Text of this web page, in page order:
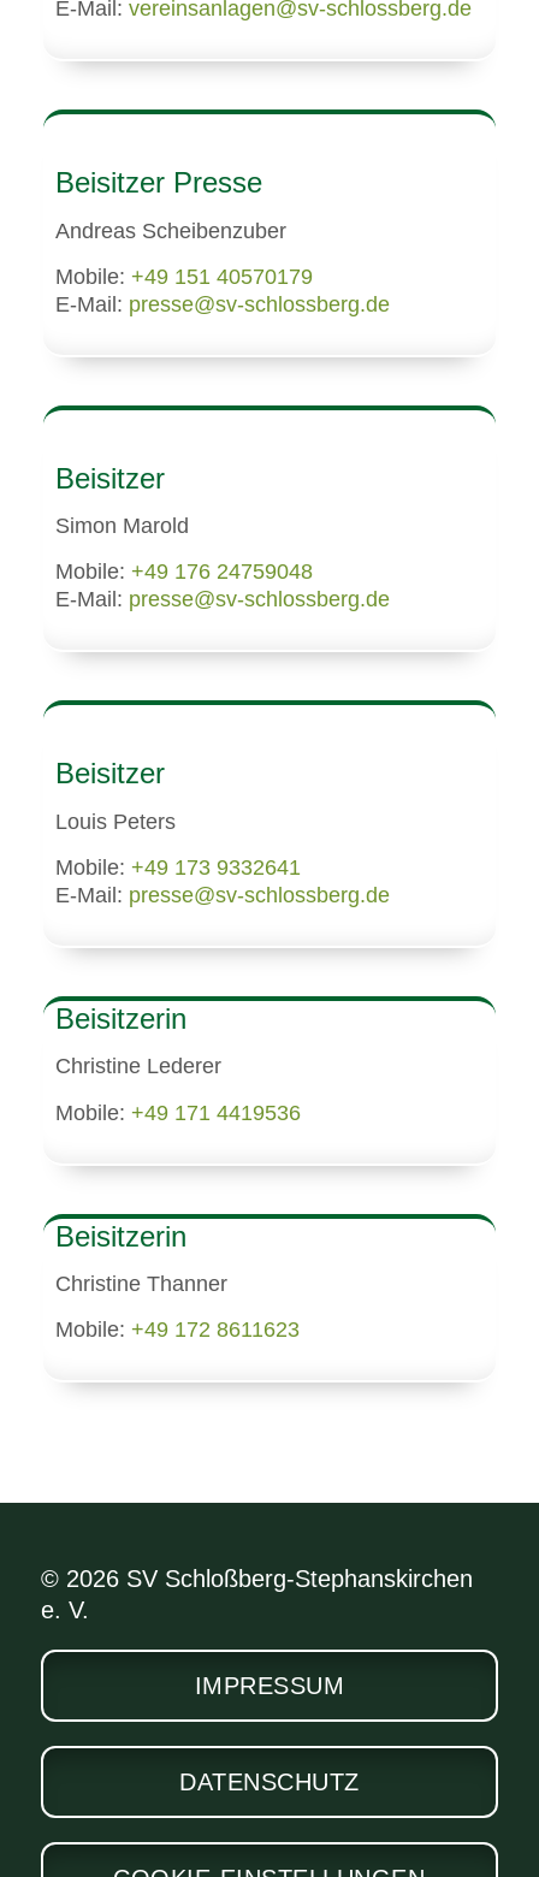
E-Mail: vereinsanlagen@sv-schlossberg.de
Beisitzer Presse
Andreas Scheibenzuber
Mobile: +49 151 40570179
E-Mail: presse@sv-schlossberg.de
Beisitzer
Simon Marold
Mobile: +49 176 24759048
E-Mail: presse@sv-schlossberg.de
Beisitzer
Louis Peters
Mobile: +49 173 9332641
E-Mail: presse@sv-schlossberg.de
Beisitzerin
Christine Lederer
Mobile: +49 171 4419536
Beisitzerin
Christine Thanner
Mobile: +49 172 8611623
© 2026 SV Schloßberg-Stephanskirchen
e. V.
IMPRESSUM
DATENSCHUTZ